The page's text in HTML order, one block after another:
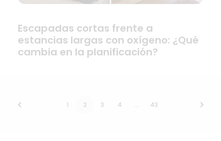
Escapadas cortas frente a
estancias largas con oxígeno: ¿Qué
cambia en la planificación?
1 2 3 4 … 43